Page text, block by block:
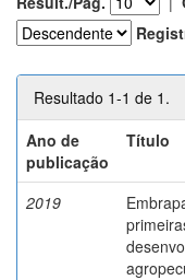
Resultado 1-1 de 1.
Ano de
publicação
Título
2019